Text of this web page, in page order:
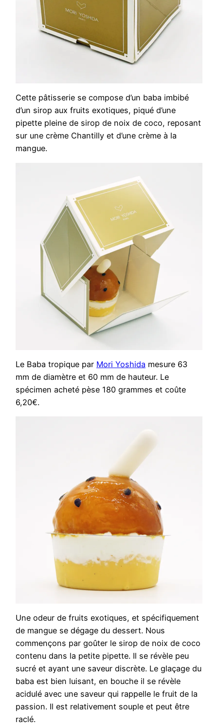
Cette pâtisserie se compose d’un baba imbibé
d’un sirop aux fruits exotiques, piqué d’une
pipette pleine de sirop de noix de coco, reposant
sur une crème Chantilly et d’une crème à la
mangue.
Le Baba tropique par Mori Yoshida mesure 63
mm de diamètre et 60 mm de hauteur. Le
spécimen acheté pèse 180 grammes et coûte
6,20€.
Une odeur de fruits exotiques, et spécifiquement
de mangue se dégage du dessert. Nous
commençons par goûter le sirop de noix de coco
contenu dans la petite pipette. Il se révèle peu
sucré et ayant une saveur discrète. Le glaçage du
baba est bien luisant, en bouche il se révèle
acidulé avec une saveur qui rappelle le fruit de la
passion. Il est relativement souple et peut être
raclé.